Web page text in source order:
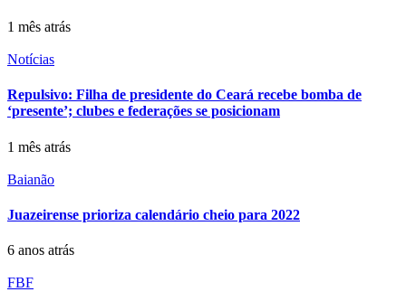
1 mês atrás
Notícias
Repulsivo: Filha de presidente do Ceará recebe bomba de
‘presente’; clubes e federações se posicionam
1 mês atrás
Baianão
Juazeirense prioriza calendário cheio para 2022
6 anos atrás
FBF